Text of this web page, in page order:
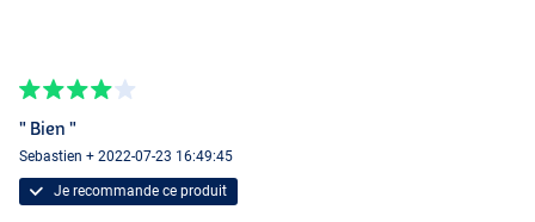
" Bien "
Sebastien + 2022-07-23 16:49:45
Je recommande ce produit